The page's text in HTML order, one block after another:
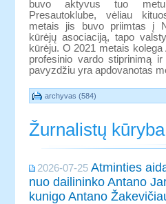
buvo aktyvus tuo
Presautoklube, vėliau
metais jis buvo priimtas į
kūrėjų asociaciją, tapo
kūrėju. O 2021 metais
profesinio vardo stiprinimą
pavyzdžiu yra apdovanotas
archyvas (584)
Žurnalistų kūryba
2026-07-25 Atminties
nuo dailininko Antano
kunigo Antano